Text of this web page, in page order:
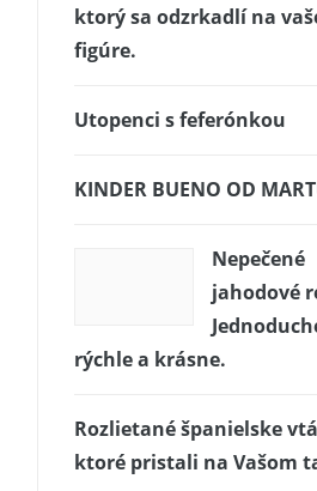
ktorý sa odzrkadlí na
figúre.
Utopenci s feferónkou
KINDER BUENO OD
Nepečené
jahodové
rýchle a krásne.
Rozlietané španielske
ktoré pristali na Vašom